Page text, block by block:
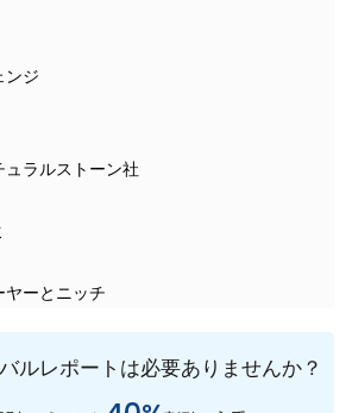
ンジ
ラルストーン社
ーとニッチ
ルレポートは必要ありませんか？